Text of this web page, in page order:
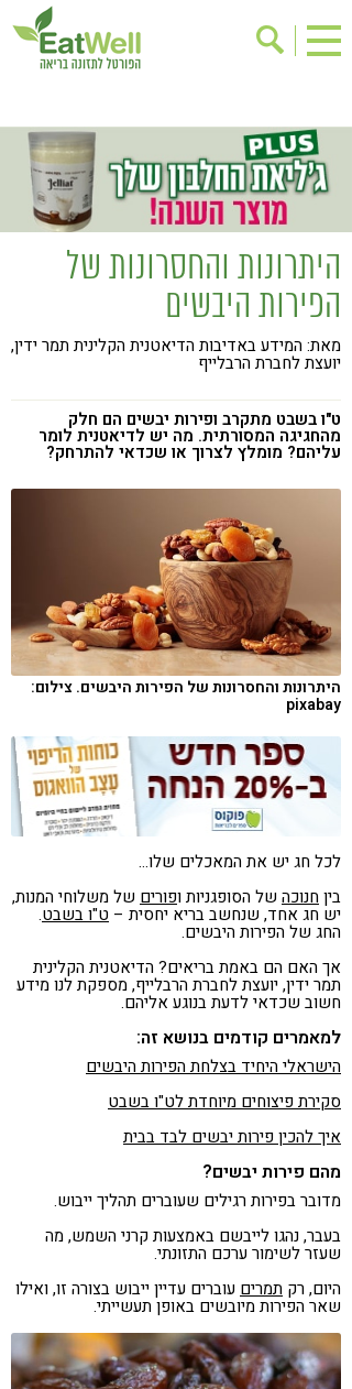
בישול בריא
אינדקס עסקים
ריפוי ומניעת מחלות
בריאות האישה
תוספי תזונה
מתכוני בריאות
אירועים
שינוי תזונתי
גישות בתזונה
ניקוי רעלים
מזונות על
ילדים
תזונה וספורט
הפרעות קשב & ריכוז
אכילה רגשית
היתרונות והחסרונות של
הפירות היבשים
מאת: המידע באדיבות הדיאטנית הקלינית תמר ידין,
יועצת לחברת הרבלייף
ט"ו בשבט מתקרב ופירות יבשים הם חלק
מהחגיגה המסורתית. מה יש לדיאטנית לומר
עליהם? מומלץ לצרוך או שכדאי להתרחק?
היתרונות והחסרונות של הפירות היבשים. צילום:
pixabay
לכל חג יש את המאכלים שלו…
בין חנוכה של הסופגניות ופורים של משלוחי המנות,
יש חג אחד, שנחשב בריא יחסית – ט"ו בשבט.
החג של הפירות היבשים.
אך האם הם באמת בריאים? הדיאטנית הקלינית
תמר ידין, יועצת לחברת הרבלייף, מספקת לנו מידע
חשוב שכדאי לדעת בנוגע אליהם.
למאמרים קודמים בנושא זה:
הישראלי היחיד בצלחת הפירות היבשים
סקירת פיצוחים מיוחדת לט"ו בשבט
איך להכין פירות יבשים לבד בבית
מהם פירות יבשים?
מדובר בפירות רגילים שעוברים תהליך ייבוש.
בעבר, נהגו לייבשם באמצעות קרני השמש, מה
שעזר לשימור ערכם התזונתי.
היום, רק תמרים עוברים עדיין ייבוש בצורה זו, ואילו
שאר הפירות מיובשים באופן תעשייתי.